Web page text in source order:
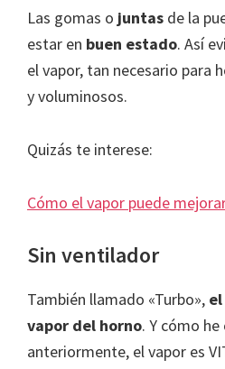
Las gomas o juntas de la
estar en buen estado. Así
el vapor, tan necesario para
y voluminosos.
Quizás te interese:
Cómo el vapor puede
Sin ventilador
También llamado «Turbo»,
vapor del horno. Y cómo
anteriormente, el vapor es